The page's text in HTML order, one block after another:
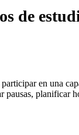
de
en una